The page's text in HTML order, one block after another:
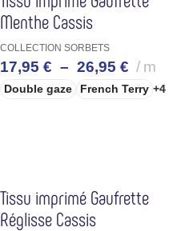
Menthe Cassis
COLLECTION SORBETS
17,95 € – 26,95 € m
Double gaze French Terry +4
Tissu imprimé Gaufrette
Réglisse Cassis